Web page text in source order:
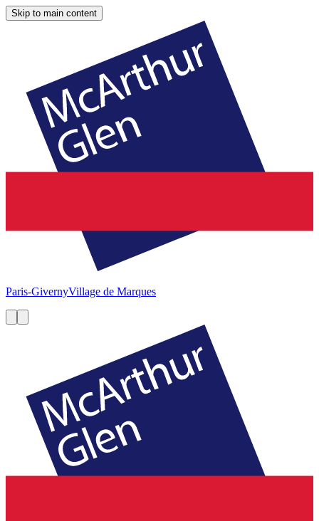
Skip to main content
Paris-GivernyVillage de Marques